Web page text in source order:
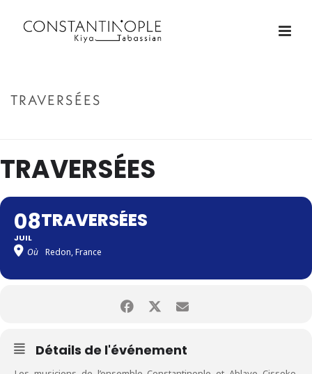
TRAVERSÉES
TRAVERSÉES
08
JUIL
TRAVERSÉES
Où Redon, France
Détails de l'événement